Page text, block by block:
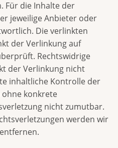
Für die Inhalte der
jeweilige Anbieter oder
Die verlinkten
der Verlinkung auf
Rechtswidrige
der Verlinkung nicht
inhaltliche Kontrolle der
konkrete
nicht zumutbar.
werden wir